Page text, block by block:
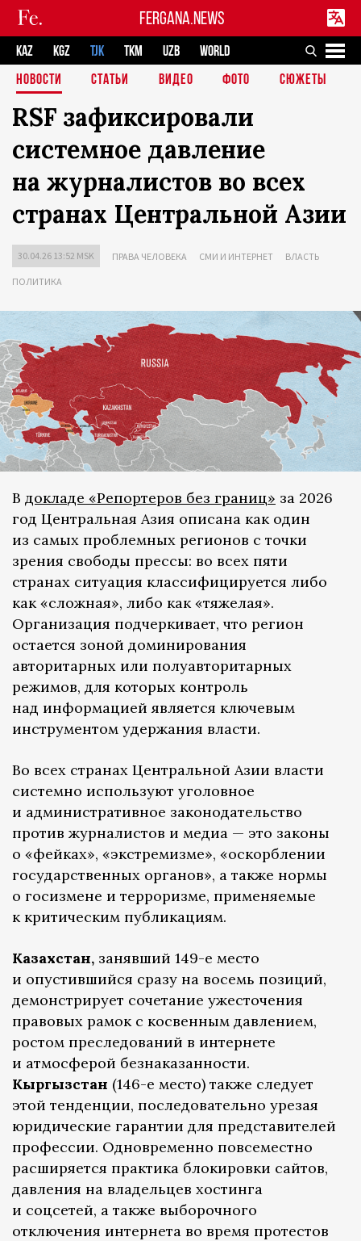
FERGANA.NEWS
KAZ KGZ TJK TKM UZB
WORLD
НОВОСТИ
СТАТЬИ ВИДЕО ФОТО СЮЖЕТЫ
RSF зафиксировали
системное давление
на журналистов во всех
странах Центральной Азии
30.04.26 13:52 MSK ПРАВА ЧЕЛОВЕКА СМИ И ИНТЕРНЕТ ВЛАСТЬ
ПОЛИТИКА
В докладе «Репортеров без границ» за 2026
год Центральная Азия описана как один
из самых проблемных регионов с точки
зрения свободы прессы: во всех пяти
странах ситуация классифицируется либо
как «сложная», либо как «тяжелая».
Организация подчеркивает, что регион
остается зоной доминирования
авторитарных или полуавторитарных
режимов, для которых контроль
над информацией является ключевым
инструментом удержания власти.
Во всех странах Центральной Азии власти
системно используют уголовное
и административное законодательство
против журналистов и медиа — это законы
о «фейках», «экстремизме», «оскорблении
государственных органов», а также нормы
о госизмене и терроризме, применяемые
к критическим публикациям.
Казахстан, занявший 149-е место
и опустившийся сразу на восемь позиций,
демонстрирует сочетание ужесточения
правовых рамок с косвенным давлением,
ростом преследований в интернете
и атмосферой безнаказанности.
Кыргызстан (146-е место) также следует
этой тенденции, последовательно урезая
юридические гарантии для представителей
профессии. Одновременно повсеместно
расширяется практика блокировки сайтов,
давления на владельцев хостинга
и соцсетей, а также выборочного
отключения интернета во время протестов